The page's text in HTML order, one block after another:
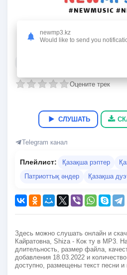
Кок ту
Оцените трек
СЛУШАТЬ
Telegram канал
Плейлист: Қазақша рэптер
Патриоттық әндер
Қазақша
Здесь можно слушать онлайн и
Кайратовна, Shiza - Кок ту в MP3.
длительность, размер файла,
добавления 18.03.2022 и
доступно, размещены текст песни и
newmp3.kz
Would like to send you